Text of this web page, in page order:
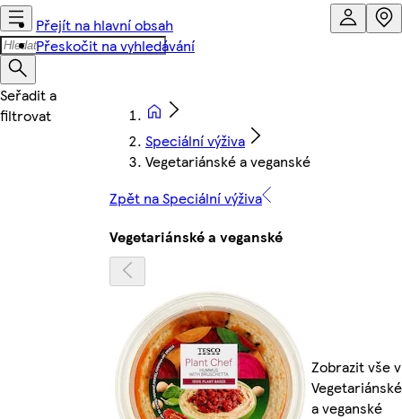
Přejít na hlavní obsah
Přeskočit na vyhledávání
Speciální výživa
Vegetariánské a veganské
Zpět na Speciální výživa
Vegetariánské a veganské
Zobrazit vše v
Vegetariánské
a veganské